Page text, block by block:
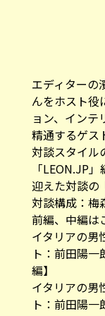
エディターの
んをホスト役
ョン、インテ
精通するゲス
対談スタイル
「LEON.JP」
迎えた対談の
対談構成：梅
前編、中編は
イタリアの男
ト：前田陽
編】
イタリアの男
ト：前田陽